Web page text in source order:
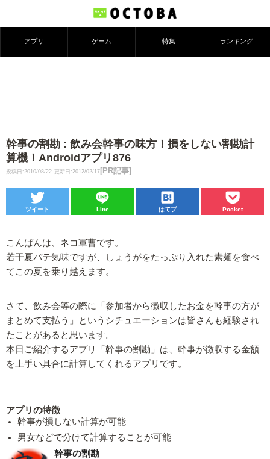
アプリ ゲーム 特集 ランキング
幹事の割勘 : 飲み会幹事の味方！損をしない割勘計
算機！Androidアプリ876
投稿日:2010/08/22 更新日:2012/02/17 [PR記事]
ツイート Line はてブ Pocket
こんばんは、ネコ軍曹です。
若干夏バテ気味ですが、しょうがをたっぷり入れた素麺を食べ
てこの夏を乗り越えます。
さて、飲み会等の際に「参加者から徴収したお金を幹事の方が
まとめて支払う」というシチュエーションは皆さんも経験され
たことがあると思います。
本日ご紹介するアプリ「幹事の割勘」は、幹事が徴収する金額
を上手い具合に計算してくれるアプリです。
アプリの特徴
幹事が損しない計算が可能
男女などで分けて計算することが可能
幹事の割勘